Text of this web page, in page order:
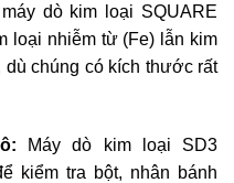
dò kim loại SQUARE
loại nhiễm từ (Fe) lẫn kim
dù chúng có kích thước rất
Máy dò kim loại SD3
kiểm tra bột, nhân bánh